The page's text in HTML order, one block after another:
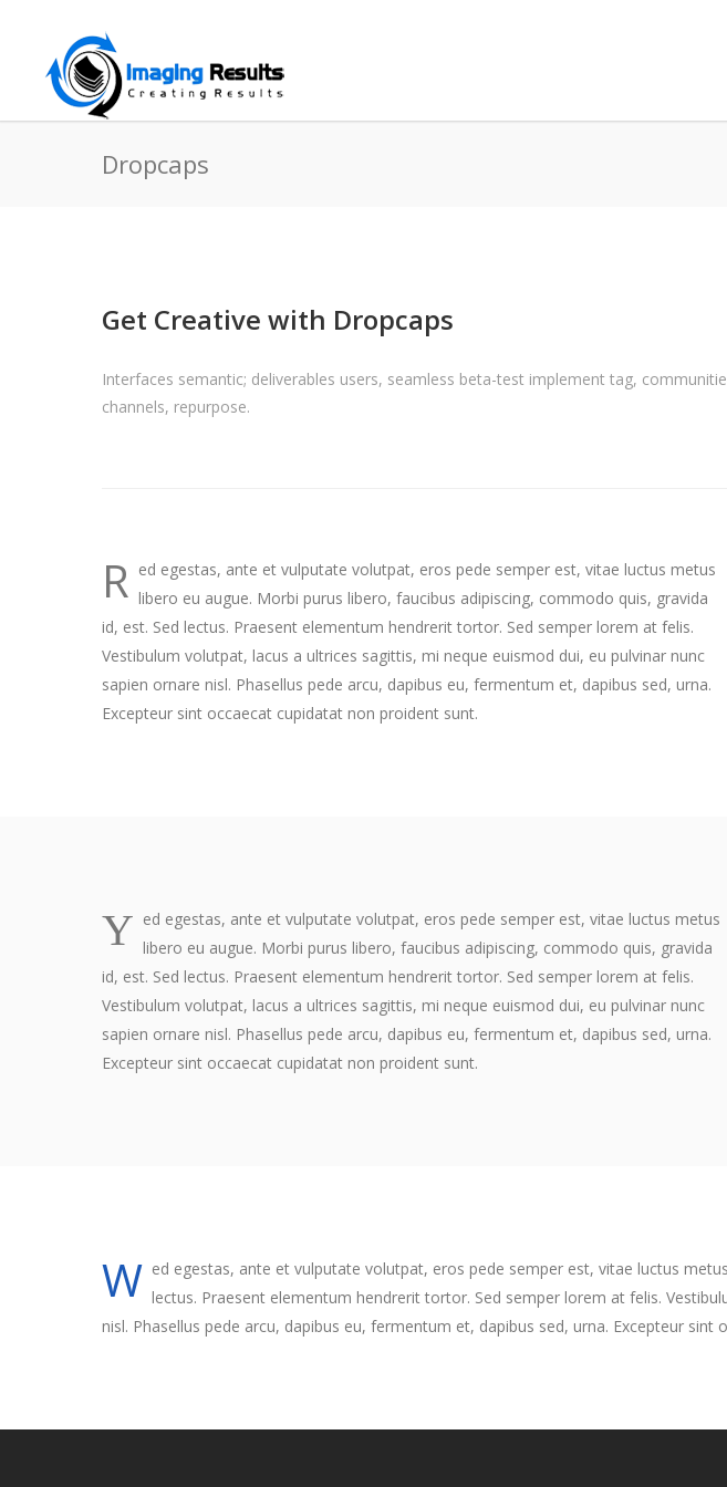
Dropcaps
Get Creative with Dropcaps
Interfaces semantic; deliverables users, seamless beta-test implement tag,
channels, repurpose.
R ed egestas, ante et vulputate volutpat, eros pede semper est, vitae luctus metus
libero eu augue. Morbi purus libero, faucibus adipiscing, commodo quis, gravida
id, est. Sed lectus. Praesent elementum hendrerit tortor. Sed semper lorem at felis.
Vestibulum volutpat, lacus a ultrices sagittis, mi neque euismod dui, eu pulvinar nunc
sapien ornare nisl. Phasellus pede arcu, dapibus eu, fermentum et, dapibus sed, urna.
Excepteur sint occaecat cupidatat non proident sunt.
Y ed egestas, ante et vulputate volutpat, eros pede semper est, vitae luctus metus
libero eu augue. Morbi purus libero, faucibus adipiscing, commodo quis, gravida
id, est. Sed lectus. Praesent elementum hendrerit tortor. Sed semper lorem at felis.
Vestibulum volutpat, lacus a ultrices sagittis, mi neque euismod dui, eu pulvinar nunc
sapien ornare nisl. Phasellus pede arcu, dapibus eu, fermentum et, dapibus sed, urna.
Excepteur sint occaecat cupidatat non proident sunt.
W ed egestas, ante et vulputate volutpat, eros pede semper est, vitae luctus
lectus. Praesent elementum hendrerit tortor. Sed semper lorem at felis.
nisl. Phasellus pede arcu, dapibus eu, fermentum et, dapibus sed, urna. Excepteur